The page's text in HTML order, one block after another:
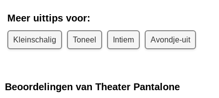
Meer uittips voor:
Kleinschalig Toneel Intiem Avondje-uit
Beoordelingen van Theater Pantalone